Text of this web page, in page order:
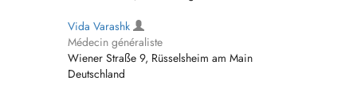
Vida Varashk
Médecin généraliste
Wiener Straße 9, Rüsselsheim am Main
Deutschland